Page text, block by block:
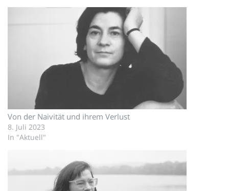
Von der Naivität und ihrem Verlust
8. Juli 2023
In "Aktuell"